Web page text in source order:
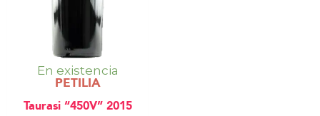
En existencia
PETILIA
Taurasi “450V” 2015